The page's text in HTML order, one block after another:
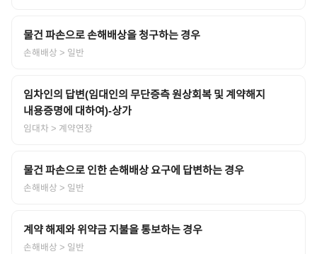
물건 파손으로 손해배상을 청구하는 경우
손해배상 > 일반
임차인의 답변(임대인의 무단증측 원상회복 및 계약해지
내용증명에 대하여)-상가
임대차> 계약연장
물건 파손으로 인한 손해배상 요구에 답변하는 경우
손해배상 > 일반
계약 해제와 위약금 지불을 통보하는 경우
손해배상 > 일반